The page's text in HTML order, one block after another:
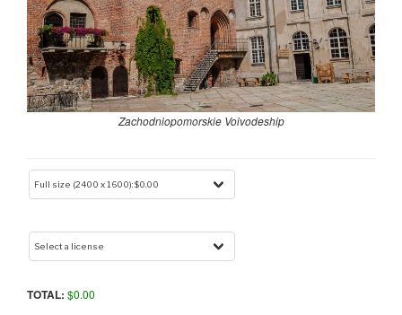
Zachodniopomorskie Voivodeship
TOTAL: $0.00